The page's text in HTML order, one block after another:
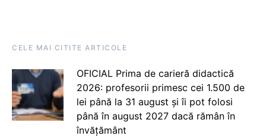
CELE MAI CITITE ARTICOLE
OFICIAL Prima de carieră didactică
2026: profesorii primesc cei 1.500 de
lei până la 31 august și îi pot folosi
până în august 2027 dacă rămân în
învățământ